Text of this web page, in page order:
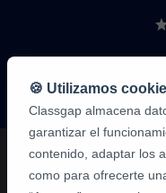
🍪 Utilizamos
Classgap almacena
garantizar el
contenido, adaptar los
como para ofrecerte